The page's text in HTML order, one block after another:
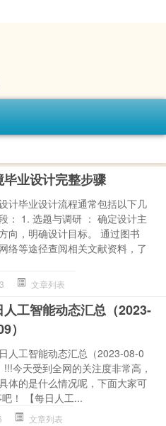
毕业设计完整步骤
计毕业设计流程通常包括以下几
： 1. 选题与调研 ： 确定设计主
向，明确设计目标。 通过图书
络等途径查阅相关文献资料，了
文章列表
人工智能动态汇总（2023-
）
日人工智能动态汇总（2023-08-0
!!!今天受到全网的关注度非常高，
体的是什么情况呢，下面大家可
！ 【每日人工...
文章列表